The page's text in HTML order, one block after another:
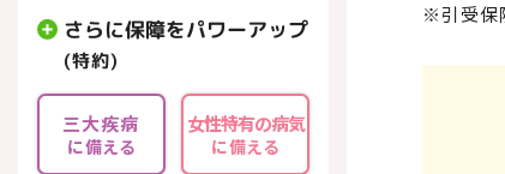
さらに保障をパワーアップ
三大疾病
に備える
女性特有の病気
に備える
※引受保